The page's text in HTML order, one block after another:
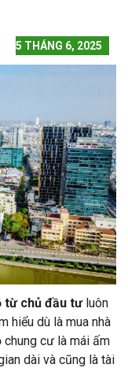
5 THÁNG 6, 2025
từ chủ đầu tưluôn
hiểu dù là mua nhà
chung cư là mái ấm
dài và cũng là tài